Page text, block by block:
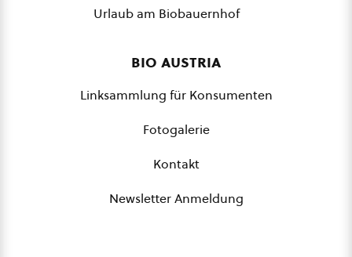
Urlaub am Biobauernhof
bio austria
Linksammlung für Konsumenten
Fotogalerie
Kontakt
Newsletter Anmeldung